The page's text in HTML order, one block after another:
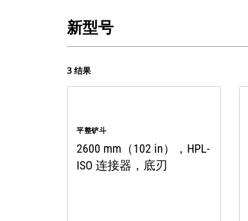
新型号
3 结果
平整铲斗
2600 mm（102 in），HPL-
ISO 连接器，底刃